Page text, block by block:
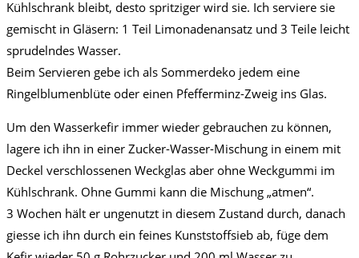
Kühlschrank bleibt, desto spritziger wird sie. Ich serviere sie
gemischt in Gläsern: 1 Teil Limonadenansatz und 3 Teile leicht
sprudelndes Wasser.
Beim Servieren gebe ich als Sommerdeko jedem eine
Ringelblumenblüte oder einen Pfefferminz-Zweig ins Glas.
Um den Wasserkefir immer wieder gebrauchen zu können,
lagere ich ihn in einer Zucker-Wasser-Mischung in einem mit
Deckel verschlossenen Weckglas aber ohne Weckgummi im
Kühlschrank. Ohne Gummi kann die Mischung „atmen“.
3 Wochen hält er ungenutzt in diesem Zustand durch, danach
giesse ich ihn durch ein feines Kunststoffsieb ab, füge dem